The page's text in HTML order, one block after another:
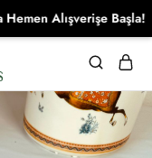
Alışverişe Başla!